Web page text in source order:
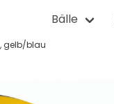
Bälle
gelb/blau